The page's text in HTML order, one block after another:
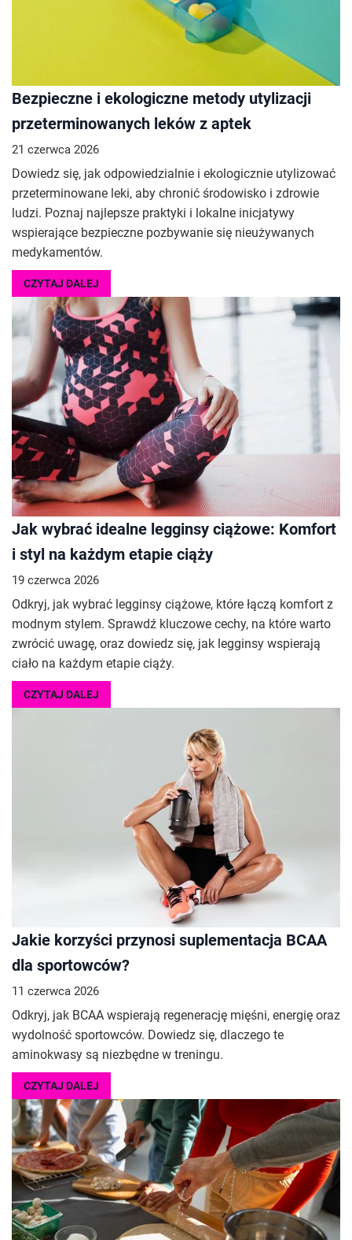
Bezpieczne i ekologiczne metody utylizacji
przeterminowanych leków z aptek
21 czerwca 2026
Dowiedz się, jak odpowiedzialnie i ekologicznie utylizować
przeterminowane leki, aby chronić środowisko i zdrowie
ludzi. Poznaj najlepsze praktyki i lokalne inicjatywy
wspierające bezpieczne pozbywanie się nieużywanych
medykamentów.
CZYTAJ DALEJ
Jak wybrać idealne legginsy ciążowe: Komfort
i styl na każdym etapie ciąży
19 czerwca 2026
Odkryj, jak wybrać legginsy ciążowe, które łączą komfort z
modnym stylem. Sprawdź kluczowe cechy, na które warto
zwrócić uwagę, oraz dowiedz się, jak legginsy wspierają
ciało na każdym etapie ciąży.
CZYTAJ DALEJ
Jakie korzyści przynosi suplementacja BCAA
dla sportowców?
11 czerwca 2026
Odkryj, jak BCAA wspierają regenerację mięśni, energię oraz
wydolność sportowców. Dowiedz się, dlaczego te
aminokwasy są niezbędne w treningu.
CZYTAJ DALEJ